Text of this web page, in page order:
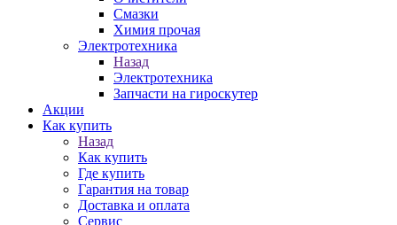
Смазки
Химия прочая
Электротехника
Назад
Электротехника
Запчасти на гироскутер
Акции
Как купить
Назад
Как купить
Где купить
Гарантия на товар
Доставка и оплата
Сервис